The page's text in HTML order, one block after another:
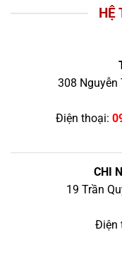
HỆ
308 Nguyễn
Điện thoại:
CHI
19 Trần
Điện